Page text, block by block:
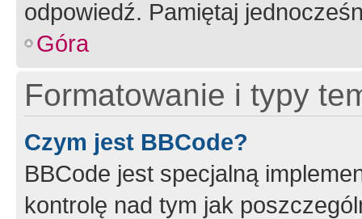
odpowiedź. Pamiętaj
Góra
Formatowanie i typy
Czym jest BBCode?
BBCode jest specjalną
kontrolę nad tym jak